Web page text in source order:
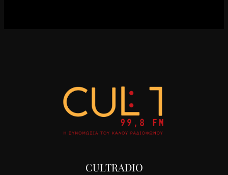
CULTRADIO